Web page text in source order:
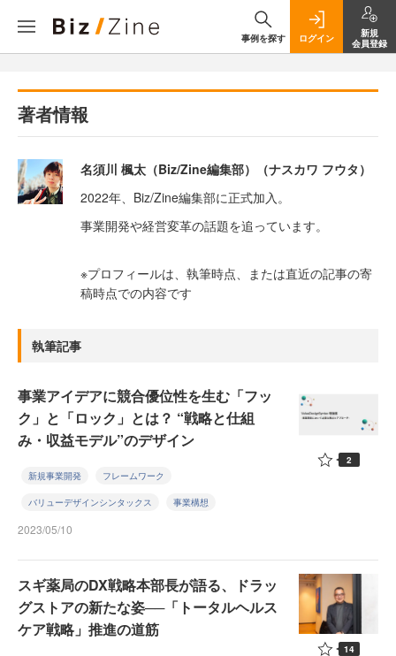
事例を探す ログイン
新規
会員登録
著者情報
名須川 楓太（Biz/Zine編集部）（ナスカワ フウタ）
2022年、Biz/Zine編集部に正式加入。
事業開発や経営変革の話題を追っています。
※プロフィールは、執筆時点、または直近の記事の寄
稿時点での内容です
執筆記事
事業アイデアに競合優位性を生む「フッ
ク」と「ロック」とは？ “戦略と仕組
み・収益モデル”のデザイン
新規事業開発 フレームワーク
バリューデザインシンタックス 事業構想
2023/05/10
2
スギ薬局のDX戦略本部長が語る、ドラッ
グストアの新たな姿──「トータルヘルス
ケア戦略」推進の道筋
14